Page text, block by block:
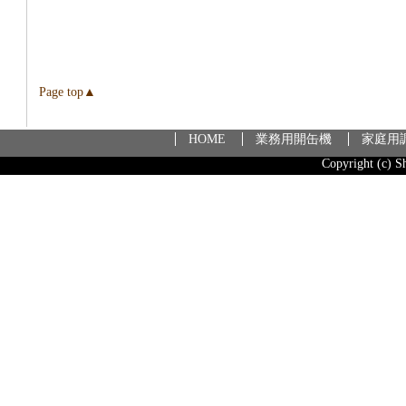
Page top▲
HOME 業務用開缶機
家庭用
Copyright (c)